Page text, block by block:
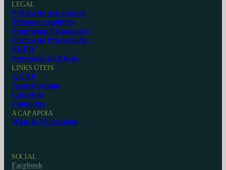
LEGAL
Política de privacidade
Termos e condições
Programas Financiados
Política de Privacidade –
RGPD
Prevenção de Riscos
LINKS ÚTEIS
A CAP
Associativismo
Carreiras
Contactos
A CAP APOIA
Wine in Moderation
SOCIAL
Facebook